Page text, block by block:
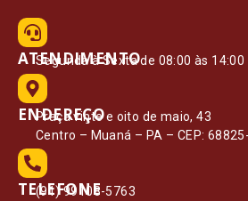
ATENDIMENTO
Segunda à Sexta de 08:00 às 14:00
ENDEREÇO
Praça vinte e oito de maio, 43
Centro – Muaná – PA – CEP:
TELEFONE
(91) 99108-5763